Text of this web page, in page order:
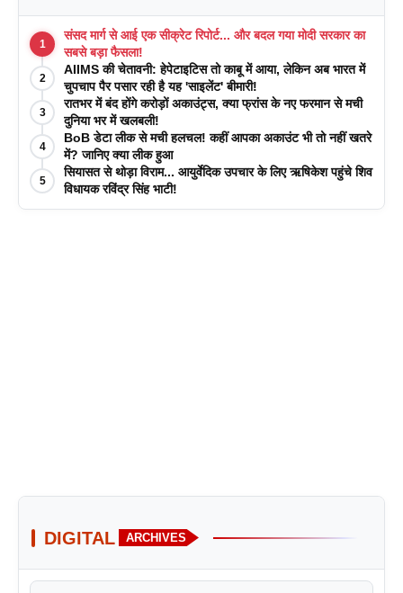
1
संसद मार्ग से आई एक सीक्रेट रिपोर्ट... और बदल गया मोदी सरकार का
सबसे बड़ा फैसला!
2
AIIMS की चेतावनी: हेपेटाइटिस तो काबू में आया, लेकिन अब भारत में
चुपचाप पैर पसार रही है यह 'साइलेंट' बीमारी!
3
रातभर में बंद होंगे करोड़ों अकाउंट्स, क्या फ्रांस के नए फरमान से मची
दुनिया भर में खलबली!
4
BoB डेटा लीक से मची हलचल! कहीं आपका अकाउंट भी तो नहीं खतरे
में? जानिए क्या लीक हुआ
5
सियासत से थोड़ा विराम... आयुर्वेदिक उपचार के लिए ऋषिकेश पहुंचे शिव
विधायक रविंद्र सिंह भाटी!
DIGITAL ARCHIVES